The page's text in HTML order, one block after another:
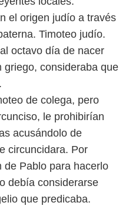
el origen judío a través
Timoteo judío.
octavo día de nacer
griego, consideraba que
de colega, pero
le prohibirían
acusándolo de
circuncidara. Por
de Pablo para hacerlo
debía considerarse
que predicaba.